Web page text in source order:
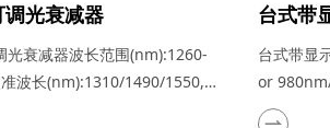
光衰减器
光衰减器波长范围(nm):1260-
波长(nm):1310/1490/1550,可
台式带
台式带显
or
0-60dB